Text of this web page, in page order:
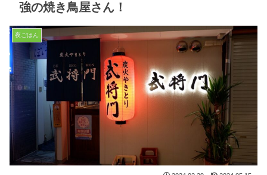
強の焼き鳥屋さん！
夜ごはん